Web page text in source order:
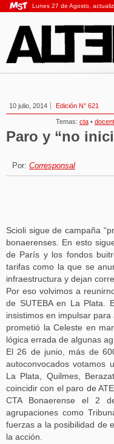
Lunes 27 de Agosto,
10 julio, 2014 Edición N° 621
Temas: cta •
Paro y “no
Por: Corresponsal
Scioli sigue de campaña
bonaerenses. En esto
de París y los fondos
tarifas como la que se
infraestructura y dejan
Por eso volvimos a
de SUTEBA en La Plata.
insistimos en impulsar
prometió la Celeste en
lógica errada de algunas
El 26 de junio, más de
autoconvocados votamos
La Plata, Quilmes,
coincidir con el paro de
CTA Bonaerense el 2
agrupaciones como
fuerzas a la posibilidad de
la acción.